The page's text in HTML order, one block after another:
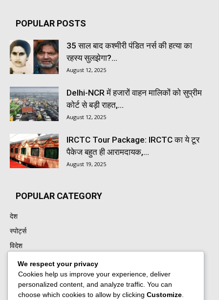
POPULAR POSTS
35 साल बाद कश्मीरी पंडित नर्स की हत्या का
रहस्य सुलझेगा?...
August 12, 2025
Delhi-NCR में हजारों वाहन मालिकों को सुप्रीम
कोर्ट से बड़ी राहत,...
August 12, 2025
IRCTC Tour Package: IRCTC का ये टूर
पैकेज बहुत ही आरामदायक,...
August 19, 2025
POPULAR CATEGORY
देश
स्पोर्ट्स
विदेश
बॉलीवुड
पंजाब
उत्तर प्रदेश
We respect your privacy
Cookies help us improve your experience, deliver
personalized content, and analyze traffic. You can
choose which cookies to allow by clicking Customize